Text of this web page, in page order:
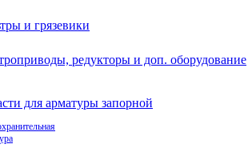
и грязевики
редукторы и доп. оборудование
для арматуры запорной